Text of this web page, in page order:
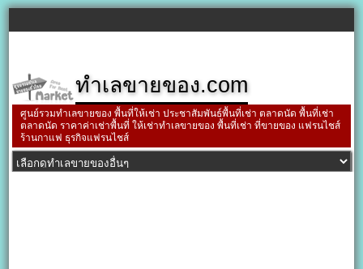
ทำเลขายของ.com
ศูนย์รวมทำเลขายของ พื้นที่ให้เช่า ประชาสัมพันธ์พื้นที่เช่า ตลาดนัด พื้นที่เช่า
ตลาดนัด ราคาค่าเช่าพื้นที่ ให้เช่าทำเลขายของ พื้นที่เช่า ที่ขายของ แฟรนไชส์
ร้านกาแฟ ธุรกิจแฟรนไชส์